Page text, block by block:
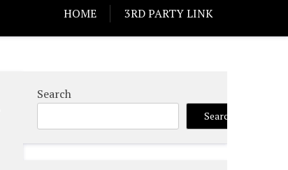
HOME 3RD PARTY LINK
Search
Search